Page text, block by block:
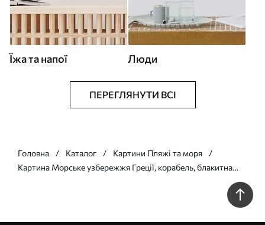
Їжа та напої Люди
ПЕРЕГЛЯНУТИ ВСІ
Головна Каталог
Картини Пляжі та моря
Картина Морське узбережжя Греції, корабель, блакитна
вода, олійний живопис, літня природа, скелі, яскраві мазки